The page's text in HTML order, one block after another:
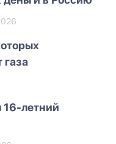
газа
16-летний